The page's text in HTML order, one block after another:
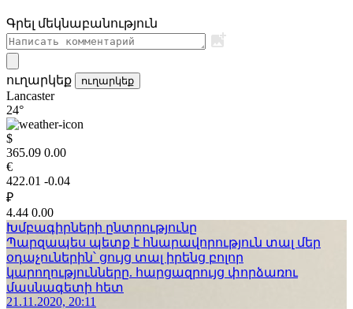
Գրել մեկնաբանություն
ուղարկեք ուղարկեք
Lancaster
24°
$
365.09 0.00
€
422.01 -0.04
₽
4.44 0.00
Խմբագիրների ընտրությունը
Պարզապես պետք է հնարավորություն տալ մեր
օդաչուներին՝ ցույց տալ իրենց բոլոր
կարողությունները. հարցազրույց փորձառու
մասնագետի հետ
21.11.2020, 20:11